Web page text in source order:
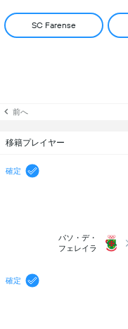
SC Farense
前へ
移籍プレイヤー
確定
パソ・デ・
フェレイラ
確定